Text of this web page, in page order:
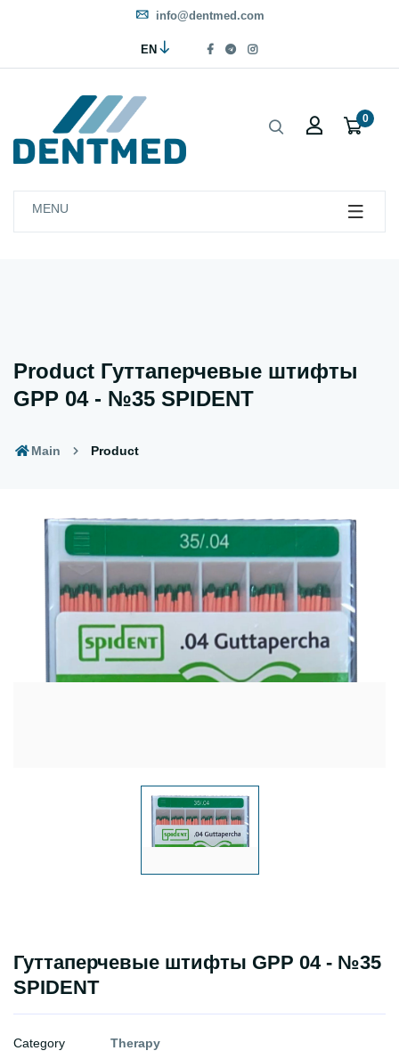
info@dentmed.com
EN
0
MENU
Product Гуттаперчевые штифты
GPP 04 - №35 SPIDENT
Main Product
Гуттаперчевые штифты GPP 04 - №35
SPIDENT
Category Therapy